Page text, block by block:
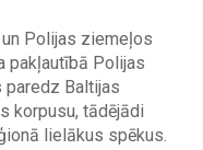
Polijas ziemeļos
pakļautībā Polijas
Baltijas
korpusu, tādējādi
lielākus spēkus.